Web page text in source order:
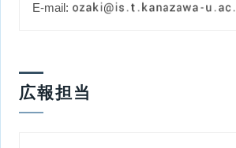
E-mail:
広報担当